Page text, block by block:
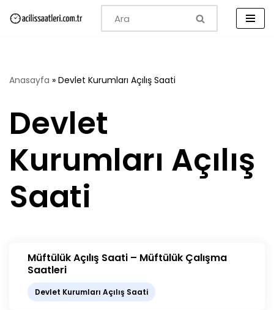
Anasayfa » Devlet Kurumları Açılış Saati
Devlet
Kurumları Açılış
Saati
Müftülük Açılış Saati – Müftülük Çalışma
Saatleri
Devlet Kurumları Açılış Saati